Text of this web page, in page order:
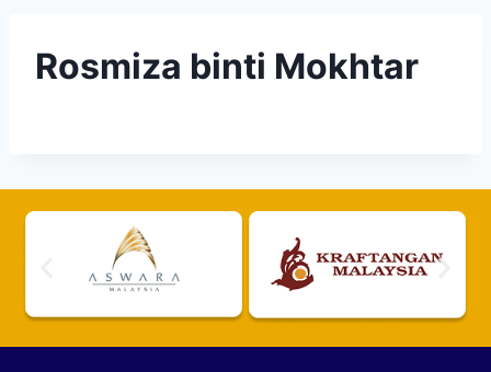
Rosmiza binti Mokhtar